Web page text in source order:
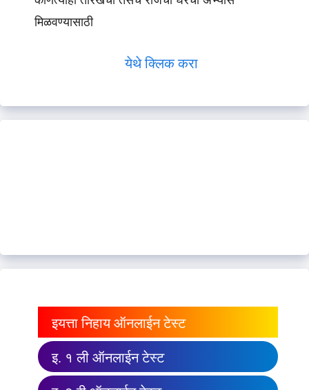
मिळवण्यासाठी
येथे क्लिक करा
इयत्ता निहाय ऑनलाईन टेस्ट
इ. १ ली ऑनलाईन टेस्ट